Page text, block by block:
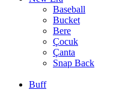
Baseball
Bucket
Bere
Çocuk
Çanta
Snap Back
Buff